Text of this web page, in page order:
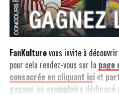
FanKulturevous invite à
pour cela rendez-vous sur la page
consacrée en cliquant iciet
gagner un exemplaire